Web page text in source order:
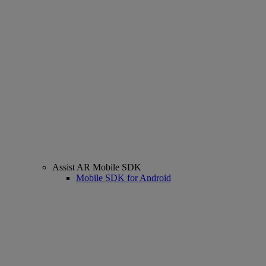
Assist AR Mobile SDK
Mobile SDK for Android